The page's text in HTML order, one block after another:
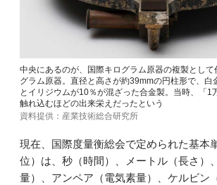
中央にあるのが、国際キログラム原器の複製として
グラム原器。直径と高さが約39mmの円柱形で、白
とイリジウムが10％が混ざった合金製。当時、「1
触れ込むほどの出来栄えだったという
資料提供：産業技術総合研究所
現在、国際度量衡総会で定められた基本
位）は、秒（時間）、メートル（長さ）
量）、アンペア（電気素量）、ケルビン